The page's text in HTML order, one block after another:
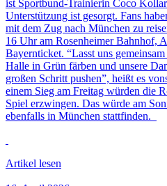
ist Sportbund-Trainierin Coco
Unterstützung ist gesorgt. Fans
mit dem Zug nach München zu
16 Uhr am Rosenheimer Bahnhof,
Bayernticket. “Lasst uns
Halle in Grün färben und unsere
großen Schritt pushen”, heißt es
einem Sieg am Freitag würden die
Spiel erzwingen. Das würde am
ebenfalls in München stattfinden.
Artikel lesen